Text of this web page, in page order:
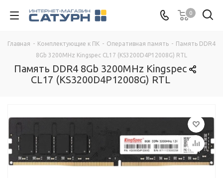
0
Главная - Комплектующие к ПК - Оперативная память - Память DDR4
8Gb 3200MHz Kingspec CL17 (KS3200D4P12008G) RTL
Память DDR4 8Gb 3200MHz Kingspec
CL17 (KS3200D4P12008G) RTL